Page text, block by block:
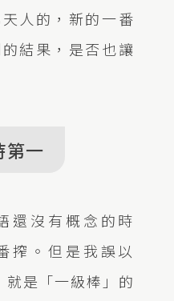
人的，新的一番
結果，是否也讓
第一
還沒有概念的時
搾。但是我誤以
是「一級棒」的